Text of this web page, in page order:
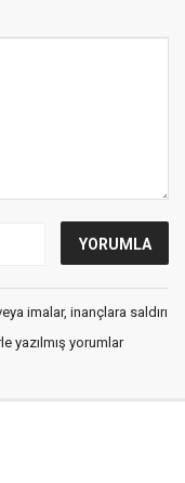
imalar, inançlara saldırı
yazılmış yorumlar